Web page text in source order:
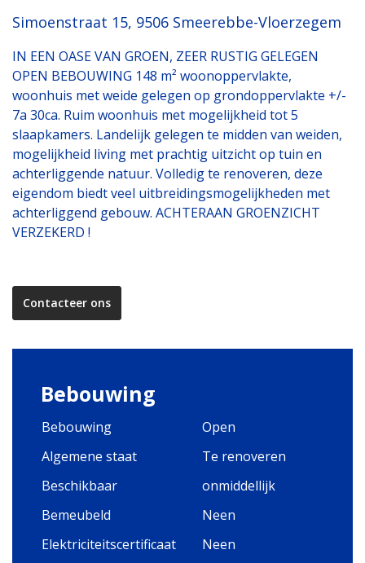
Simoenstraat 15, 9506 Smeerebbe-Vloerzegem
IN EEN OASE VAN GROEN, ZEER RUSTIG GELEGEN
OPEN BEBOUWING 148 m² woonoppervlakte,
woonhuis met weide gelegen op grondoppervlakte +/-
7a 30ca. Ruim woonhuis met mogelijkheid tot 5
slaapkamers. Landelijk gelegen te midden van weiden,
mogelijkheid living met prachtig uitzicht op tuin en
achterliggende natuur. Volledig te renoveren, deze
eigendom biedt veel uitbreidingsmogelijkheden met
achterliggend gebouw. ACHTERAAN GROENZICHT
VERZEKERD !
Contacteer ons
Bebouwing
Bebouwing
Open
Algemene staat
Te renoveren
Beschikbaar
onmiddellijk
Bemeubeld
Neen
Elektriciteitscertificaat
Neen